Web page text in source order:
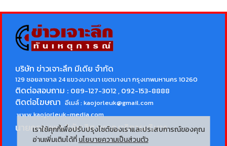
บริษัท ข่าวเจาะลึก มีเดีย จำกัด
129 ซอยลาซาล 24 แขวงบางนา เขตบางนา กรุงเทพมหานคร 10260
ติดต่อสอบถาม : 089-127-3012 , 092-153-8888
ติดต่อโฆษณา อีเมล์ :kaojorleuk@gmail.com
www.kaojorleuk-media.com
นายกรธนพล วิลัยเลิศบรรณาธิการบริหาร
เราใช้คุกกี้เพื่อปรับปรุงไซต์ของเราและประสบการณ์ของคุณ
อ่านเพิ่มเติมได้ที่ นโยบายความเป็นส่วนตัว